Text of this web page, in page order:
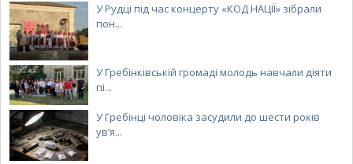
У Рудці під час концерту «КОД НАЦІЇ» зібрали
пон...
У Гребінківській громаді молодь навчали діяти
пі...
У Гребінці чоловіка засудили до шести років
ув’я...